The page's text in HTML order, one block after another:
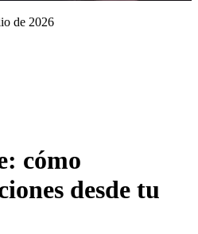
de 2026
cómo
desde tu